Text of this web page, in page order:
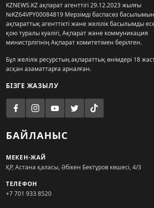
KZNEWS.KZ ақпарат агенттігі 29.12.2023 жылғы
№KZ64VPY00084819 Мерзімді баспасөз
ақпараттық агенттікті және желілік басылымды
қою туралы куәлігі, Ақпарат және коммуникация
министрлігінің Ақпарат комитетімен берілген.
Бұл желілік ресурстың ақпараттық өнімдері 18
асқан азаматтарға арналған.
БІЗГЕ ЖАЗЫЛУ
БАЙЛАНЫС
МЕКЕН-ЖАЙ
ҚР, Астана қаласы, Әбікен Бектұров көшесі, 4/3
ТЕЛЕФОН
+7 701 933 8520